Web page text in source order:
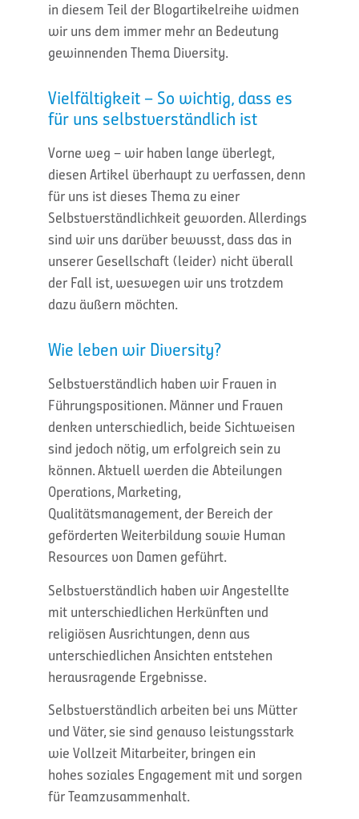
in diesem Teil der Blogartikelreihe widmen
wir uns dem immer mehr an Bedeutung
gewinnenden Thema Diversity.
Vielfältigkeit – So wichtig, dass es
für uns selbstverständlich ist
Vorne weg – wir haben lange überlegt,
diesen Artikel überhaupt zu verfassen, denn
für uns ist dieses Thema zu einer
Selbstverständlichkeit geworden. Allerdings
sind wir uns darüber bewusst, dass das in
unserer Gesellschaft (leider) nicht überall
der Fall ist, weswegen wir uns trotzdem
dazu äußern möchten.
Wie leben wir Diversity?
Selbstverständlich haben wir Frauen in
Führungspositionen. Männer und Frauen
denken unterschiedlich, beide Sichtweisen
sind jedoch nötig, um erfolgreich sein zu
können. Aktuell werden die Abteilungen
Operations, Marketing,
Qualitätsmanagement, der Bereich der
geförderten Weiterbildung sowie Human
Resources von Damen geführt.
Selbstverständlich haben wir Angestellte
mit unterschiedlichen Herkünften und
religiösen Ausrichtungen, denn aus
unterschiedlichen Ansichten entstehen
herausragende Ergebnisse.
Selbstverständlich arbeiten bei uns Mütter
und Väter, sie sind genauso leistungsstark
wie Vollzeit Mitarbeiter, bringen ein
hohes soziales Engagement mit und sorgen
für Teamzusammenhalt.